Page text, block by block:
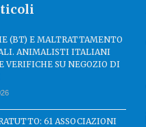
(BT) E MALTRATTAMENTO
ANIMALISTI ITALIANI
VERIFICHE SU NEGOZIO DI
61 ASSOCIAZIONI